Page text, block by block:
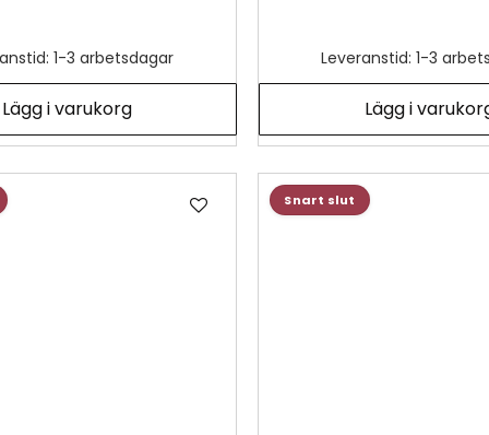
1-3 arbetsdagar
Lägg i varukorg
Leveranstid: 1-3
Lägg i
Snart slut